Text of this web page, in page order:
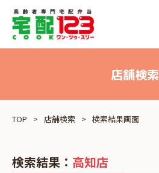
店舗検索
TOP 店舗検索 検索結果画面
検索結果： 高知店